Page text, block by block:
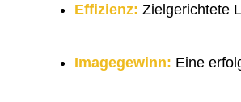
Effizienz: Zielgerichtete
Imagegewinn: Eine